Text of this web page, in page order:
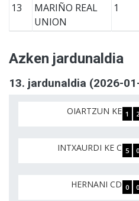
13
MARIÑO REAL
UNION
1
Azken jardunaldia
13. jardunaldia (2026-
OIARTZUN KE 1 2
INTXAURDI KE C 5 0
HERNANI CD 0 0